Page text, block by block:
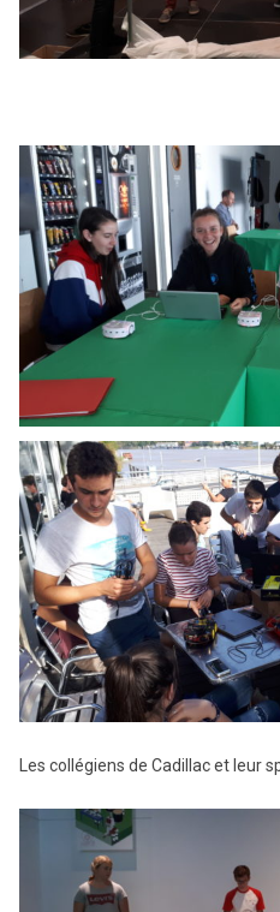
Les collégiens de Cadillac et leur